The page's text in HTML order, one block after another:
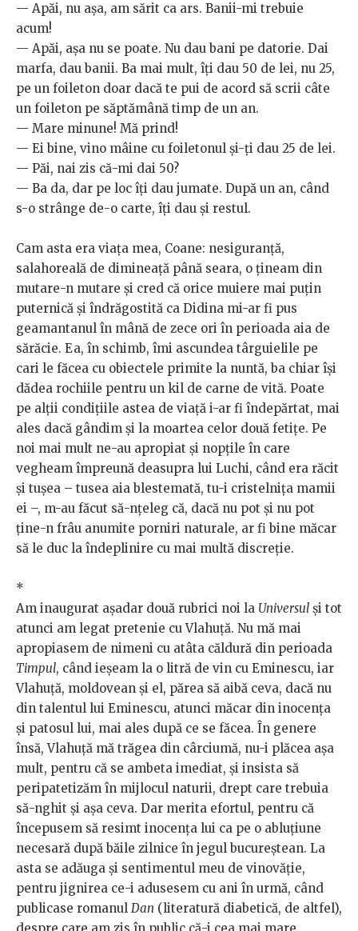
— Apăi, nu așa, am sărit ca ars. Banii-mi trebuie
acum!
— Apăi, așa nu se poate. Nu dau bani pe datorie. Dai
marfa, dau banii. Ba mai mult, îți dau 50 de lei, nu 25,
pe un foileton doar dacă te pui de acord să scrii câte
un foileton pe săptămână timp de un an.
— Mare minune! Mă prind!
— Ei bine, vino mâine cu foiletonul și-ți dau 25 de lei.
— Păi, nai zis că-mi dai 50?
— Ba da, dar pe loc îți dau jumate. După un an, când
s-o strânge de-o carte, îți dau și restul.
Cam asta era viața mea, Coane: nesiguranță,
salahoreală de dimineață până seara, o țineam din
mutare-n mutare și cred că orice muiere mai puțin
puternică și îndrăgostită ca Didina mi-ar fi pus
geamantanul în mână de zece ori în perioada aia de
sărăcie. Ea, în schimb, îmi ascundea târguielile pe
cari le făcea cu obiectele primite la nuntă, ba chiar își
dădea rochiile pentru un kil de carne de vită. Poate
pe alții condițiile astea de viață i-ar fi îndepărtat, mai
ales dacă gândim și la moartea celor două fetițe. Pe
noi mai mult ne-au apropiat și nopțile în care
vegheam împreună deasupra lui Luchi, când era răcit
și tușea – tusea aia blestemată, tu-i cristelnița mamii
ei –, m-au făcut să-nțeleg că, dacă nu pot și nu pot
ține-n frâu anumite porniri naturale, ar fi bine măcar
să le duc la îndeplinire cu mai multă discreție.
*
Am inaugurat așadar două rubrici noi la Universul și tot
atunci am legat pretenie cu Vlahuță. Nu mă mai
apropiasem de nimeni cu atâta căldură din perioada
Timpul, când ieșeam la o litră de vin cu Eminescu, iar
Vlahuță, moldovean și el, părea să aibă ceva, dacă nu
din talentul lui Eminescu, atunci măcar din inocența
și patosul lui, mai ales după ce se făcea. În genere
însă, Vlahuță mă trăgea din cârciumă, nu-i plăcea așa
mult, pentru că se ambeta imediat, și insista să
peripatetizăm în mijlocul naturii, drept care trebuia
să-nghit și așa ceva. Dar merita efortul, pentru că
începusem să resimt inocența lui ca pe o abluțiune
necesară după băile zilnice în jegul bucureștean. La
asta se adăuga și sentimentul meu de vinovăție,
pentru jignirea ce-i adusesem cu ani în urmă, când
publicase romanul Dan (literatură diabetică, de altfel),